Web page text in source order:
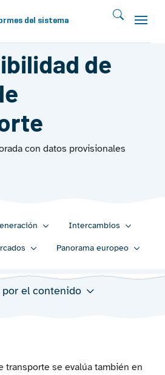
del sistema
de
con datos provisionales
Intercambios
Panorama europeo
por el contenido
transporte se evalúa también en